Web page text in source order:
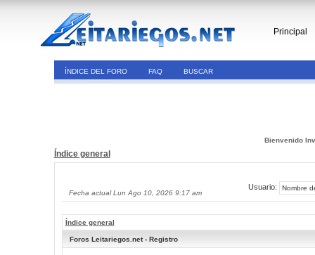
Principal
ÍNDICE DEL FORO FAQ BUSCAR
Bienvenido
Índice general
Fecha actual Lun Ago 10, 2026 9:17 am
Usuario:
Índice general
Foros Leitariegos.net - Registro